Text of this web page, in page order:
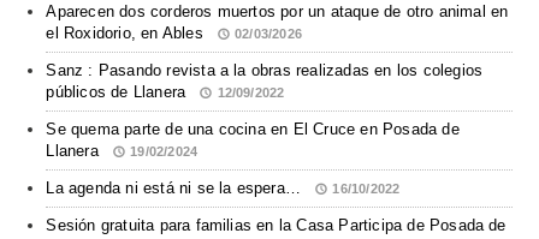
Aparecen dos corderos muertos por un ataque de otro animal en
el Roxidorio, en Ables
02/03/2026
Sanz : Pasando revista a la obras realizadas en los colegios
públicos de Llanera
12/09/2022
Se quema parte de una cocina en El Cruce en Posada de
Llanera
19/02/2024
La agenda ni está ni se la espera… 16/10/2022
Sesión gratuita para familias en la Casa Participa de Posada de